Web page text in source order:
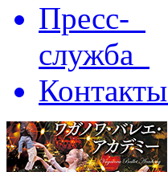
Пресс-
служба
Контакты